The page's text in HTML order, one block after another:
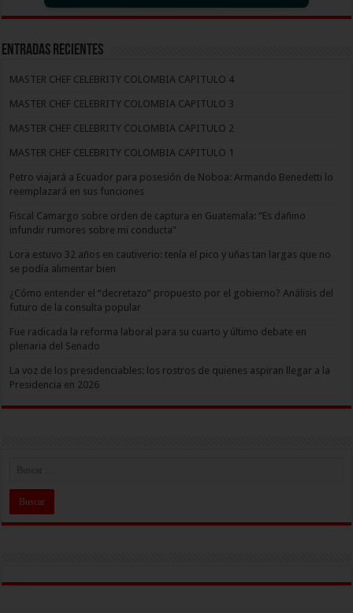
Entradas recientes
MASTER CHEF CELEBRITY COLOMBIA CAPITULO 4
MASTER CHEF CELEBRITY COLOMBIA CAPITULO 3
MASTER CHEF CELEBRITY COLOMBIA CAPITULO 2
MASTER CHEF CELEBRITY COLOMBIA CAPITULO 1
Petro viajará a Ecuador para posesión de Noboa: Armando Benedetti lo
reemplazará en sus funciones
Fiscal Camargo sobre orden de captura en Guatemala: “Es dañino
infundir rumores sobre mi conducta”
Lora estuvo 32 años en cautiverio: tenía el pico y uñas tan largas que no
se podía alimentar bien
¿Cómo entender el “decretazo” propuesto por el gobierno? Análisis del
futuro de la consulta popular
Fue radicada la reforma laboral para su cuarto y último debate en
plenaria del Senado
La voz de los presidenciables: los rostros de quienes aspiran llegar a la
Presidencia en 2026